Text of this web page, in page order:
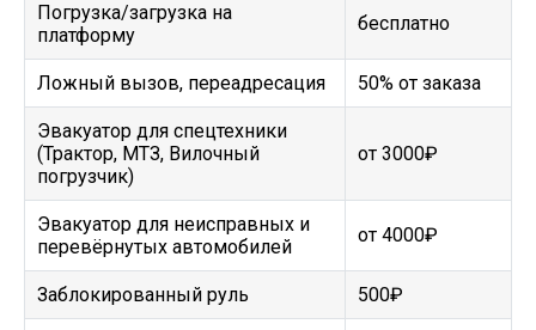
Погрузка/загрузка на
платформу
бесплатно
Ложный вызов, переадресация 50% от заказа
Эвакуатор для спецтехники
(Трактор, МТЗ, Вилочный
погрузчик)
от 3000₽
Эвакуатор для неисправных и
перевёрнутых автомобилей
от 4000₽
Заблокированный руль 500₽